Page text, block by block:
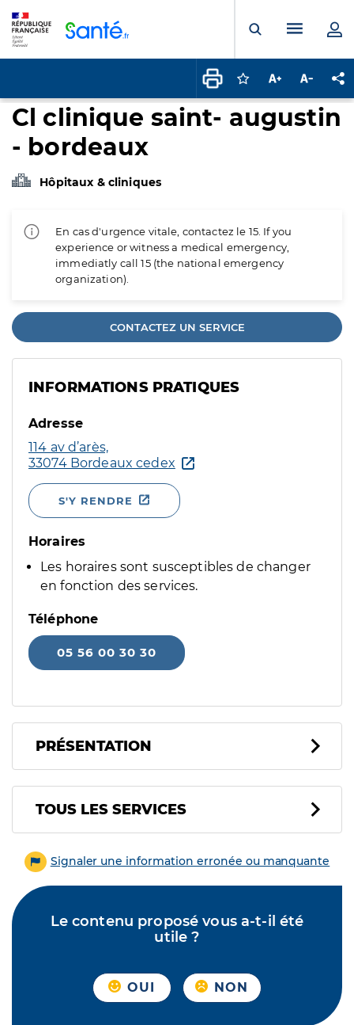
Ouvrir laMenu
Connectez-vous
Augmenter la
Cl clinique saint- augustin
- bordeaux
Hôpitaux & cliniques
En cas d'urgence vitale, contactez le 15. If you
experience or witness a medical emergency,
immediatly call 15 (the national emergency
organization).
CONTACTEZ UN SERVICE
INFORMATIONS PRATIQUES
Adresse
114 av d’arès,
33074 Bordeaux cedex
S'Y RENDRE
Horaires
Les horaires sont susceptibles de changer
en fonction des services.
Téléphone
05 56 00 30 30
PRÉSENTATION
Tous les services
TOUS LES SERVICES
Signaler une information erronée ou manquante
Le contenu proposé vous a-t-il été
utile ?
OUI NON